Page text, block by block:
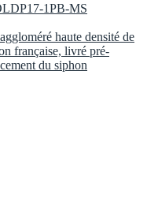
1PB-MS
haute densité de
française, livré pré-
du siphon